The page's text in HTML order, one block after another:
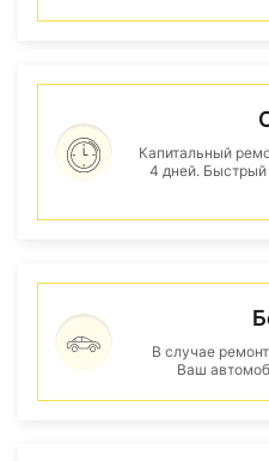
Капитальный
4 дней. Быстрый
В случае
Ваш